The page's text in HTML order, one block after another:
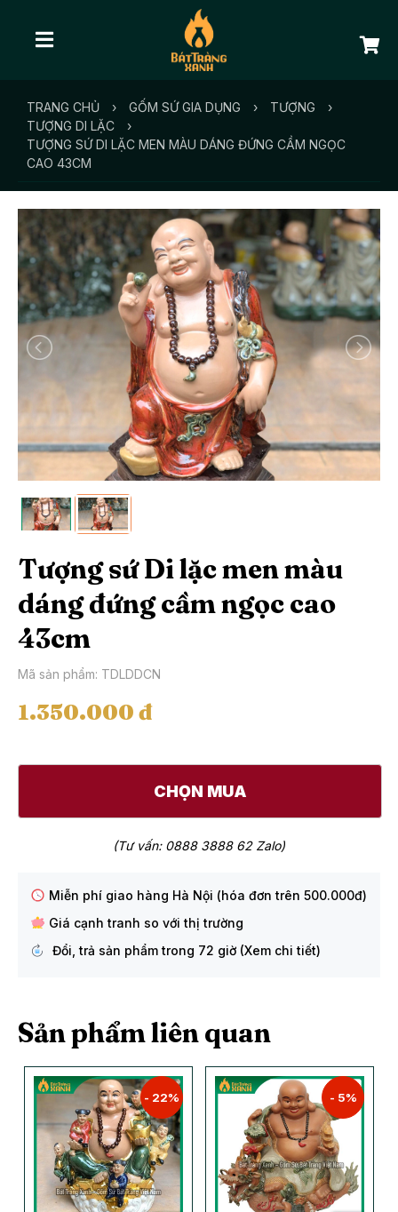
TRANG CHỦ › GỐM SỨ GIA DỤNG › TƯỢNG
›
TƯỢNG DI LẶC
›
TƯỢNG SỨ DI LẶC MEN MÀU DÁNG ĐỨNG CẦM NGỌC
CAO 43CM
Tượng sứ Di lặc men màu
dáng đứng cầm ngọc cao
43cm
Mã sản phẩm: TDLDDCN
1.350.000 đ
CHỌN MUA
(Tư vấn: 0888 3888 62 Zalo)
Miễn phí giao hàng Hà Nội (hóa đơn trên 500.000đ)
Giá cạnh tranh so với thị trường
Đổi, trả sản phẩm trong 72 giờ (Xem chi tiết)
Sản phẩm liên quan
- 22% - 5%